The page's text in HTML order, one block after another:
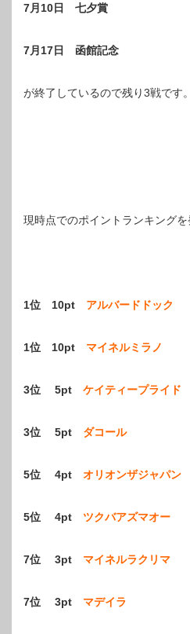
7月10日 七夕賞
7月17日 函館記念
が終了しているので残り3戦です。
現時点でのポイントランキングを
1位 10pt アルバードドック
1位 10pt マイネルミラノ
3位 5pt ケイティープライド
3位 5pt ダコール
5位 4pt オリオンザジャパン
5位 4pt ツクバアズマオー
7位 3pt マイネルラクリマ
7位 3pt マデイラ